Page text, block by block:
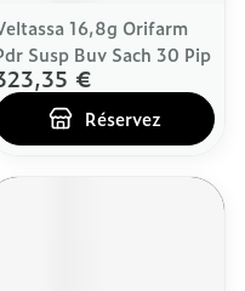
16,8g Orifarm
Susp Buv Sach 30 Pip
€
Réservez